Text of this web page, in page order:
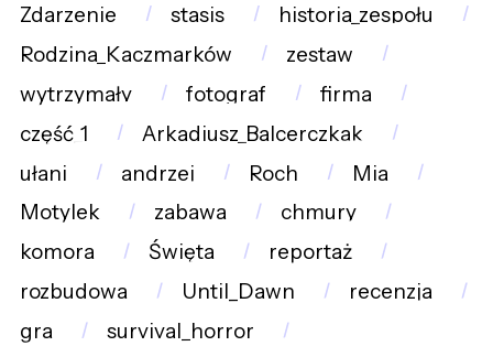
Zdarzenie
stasis
historia_zespołu
Rodzina_Kaczmarków
zestaw
wytrzymały
fotograf
firma
część_1
Arkadiusz_Balcerczkak
ułani
andrzej Roch
Mia
Motylek
zabawa
chmury
komora
Święta
reportaż
rozbudowa
Until_Dawn
recenzja
gra
survival_horror